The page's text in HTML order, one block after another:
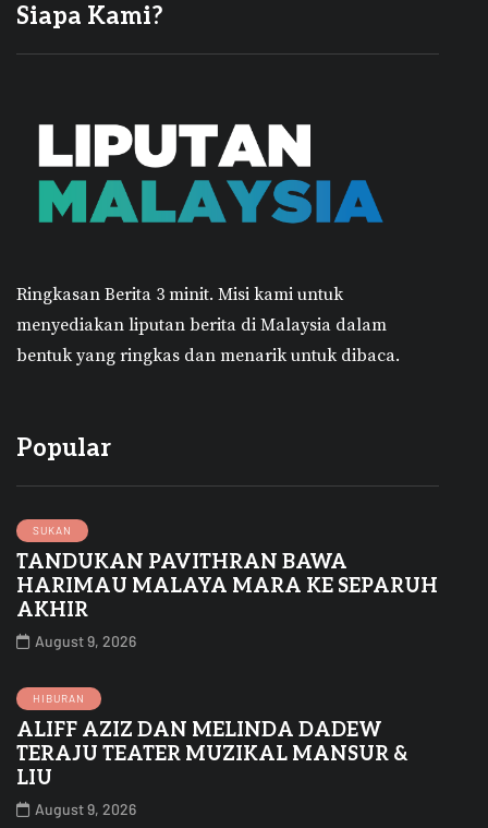
Siapa Kami?
Ringkasan Berita 3 minit. Misi kami untuk
menyediakan liputan berita di Malaysia dalam
bentuk yang ringkas dan menarik untuk dibaca.
Popular
SUKAN
TANDUKAN PAVITHRAN BAWA
HARIMAU MALAYA MARA KE SEPARUH
AKHIR
August 9, 2026
HIBURAN
ALIFF AZIZ DAN MELINDA DADEW
TERAJU TEATER MUZIKAL MANSUR &
LIU
August 9, 2026